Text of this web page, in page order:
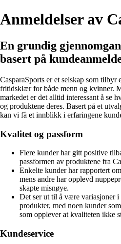
Anmeldelser av
En grundig
basert på
CasparaSports er et selskap som
fritidsklær for både menn og kvinner.
markedet er det alltid interessant å se
og produktene deres. Basert på et
kan vi få et innblikk i erfaringene
Kvalitet og passform
Flere kunder har gitt positive
passformen av produktene fra
Enkelte kunder har rapportert
mens andre har opplevd
skapte misnøye.
Det ser ut til å være variasjoner
produkter, med noen kunder
som opplever at kvaliteten ikke
Kundeservice